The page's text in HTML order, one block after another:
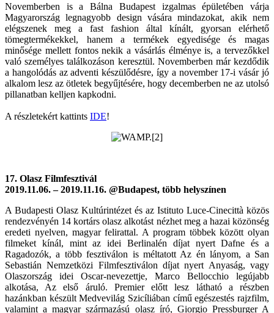
Novemberben is a Bálna Budapest izgalmas épületében várja
Magyarország legnagyobb design vására mindazokat, akik nem
elégszenek meg a fast fashion által kínált, gyorsan elérhető
tömegtermékekkel, hanem a termékek egyedisége és magas
minősége mellett fontos nekik a vásárlás élménye is, a tervezőkkel
való személyes találkozáson keresztül. Novemberben már kezdődik
a hangolódás az adventi készülődésre, így a november 17-i vásár jó
alkalom lesz az ötletek begyűjtésére, hogy decemberben ne az utolsó
pillanatban kelljen kapkodni.
A részletekért kattints IDE!
17. Olasz Filmfesztivál
2019.11.06. – 2019.11.16. @Budapest, több helyszínen
A Budapesti Olasz Kultúrintézet és az Istituto Luce-Cinecittà közös
rendezvényén 14 kortárs olasz alkotást nézhet meg a hazai közönség
eredeti nyelven, magyar felirattal. A program többek között olyan
filmeket kínál, mint az idei Berlinalén díjat nyert Dafne és a
Ragadozók, a több fesztiválon is méltatott Az én lányom, a San
Sebastián Nemzetközi Filmfesztiválon díjat nyert Anyaság, vagy
Olaszország idei Oscar-nevezettje, Marco Bellocchio legújabb
alkotása, Az első áruló. Premier előtt lesz látható a részben
hazánkban készült Medvevilág Szicíliában című egészestés rajzfilm,
valamint a magyar származású olasz író, Giorgio Pressburger A